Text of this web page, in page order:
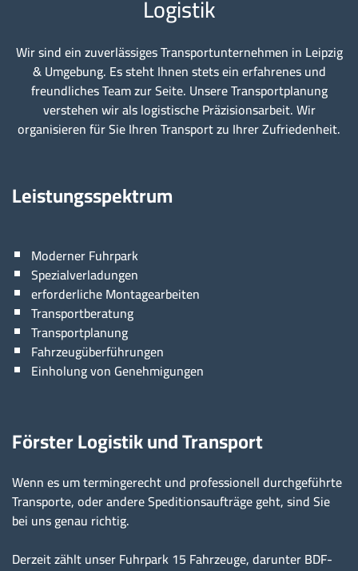
Logistik
Wir sind ein zuverlässiges Transportunternehmen in Leipzig
& Umgebung. Es steht Ihnen stets ein erfahrenes und
freundliches Team zur Seite. Unsere Transportplanung
verstehen wir als logistische Präzisionsarbeit. Wir
organisieren für Sie Ihren Transport zu Ihrer Zufriedenheit.
Leistungsspektrum
Moderner Fuhrpark
Spezialverladungen
erforderliche Montagearbeiten
Transportberatung
Transportplanung
Fahrzeugüberführungen
Einholung von Genehmigungen
Förster Logistik und Transport
Wenn es um termingerecht und professionell durchgeführte
Transporte, oder andere Speditionsaufträge geht, sind Sie
bei uns genau richtig.
Derzeit zählt unser Fuhrpark 15 Fahrzeuge, darunter BDF-